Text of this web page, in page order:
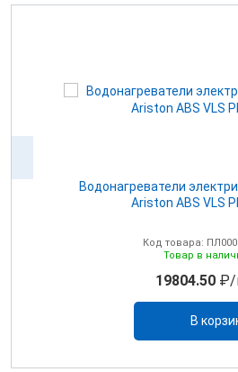
Водонагреватели
Ariston ABS VLS
Код товара:
Товар в
19804.50₽/
В